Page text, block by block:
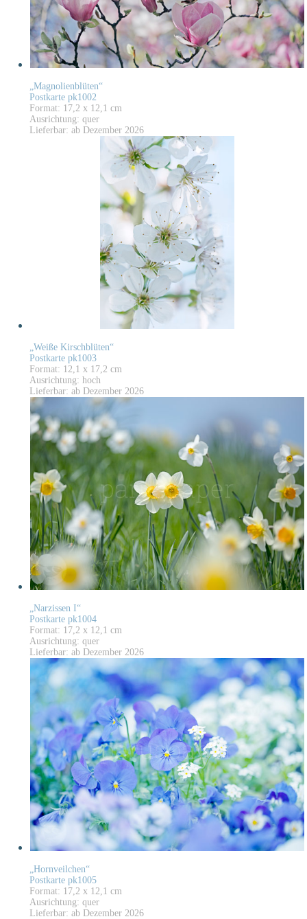
„Magnolienblüten“
Postkarte pk1002
Format: 17,2 x 12,1 cm
Ausrichtung: quer
Lieferbar: ab Dezember 2026
„Weiße Kirschblüten“
Postkarte pk1003
Format: 12,1 x 17,2 cm
Ausrichtung: hoch
Lieferbar: ab Dezember 2026
„Narzissen I“
Postkarte pk1004
Format: 17,2 x 12,1 cm
Ausrichtung: quer
Lieferbar: ab Dezember 2026
„Hornveilchen“
Postkarte pk1005
Format: 17,2 x 12,1 cm
Ausrichtung: quer
Lieferbar: ab Dezember 2026